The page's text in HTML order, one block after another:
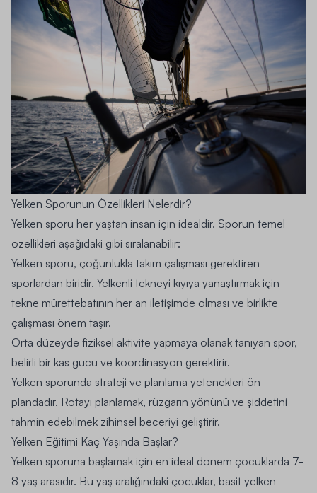
Yelken Sporunun Özellikleri Nelerdir?
Yelken sporu her yaştan insan için idealdir. Sporun temel
özellikleri aşağıdaki gibi sıralanabilir:
Yelken sporu, çoğunlukla takım çalışması gerektiren
sporlardan biridir. Yelkenli tekneyi kıyıya yanaştırmak için
tekne mürettebatının her an iletişimde olması ve birlikte
çalışması önem taşır.
Orta düzeyde fiziksel aktivite yapmaya olanak tanıyan spor,
belirli bir kas gücü ve koordinasyon gerektirir.
Yelken sporunda strateji ve planlama yetenekleri ön
plandadır. Rotayı planlamak, rüzgarın yönünü ve şiddetini
tahmin edebilmek zihinsel beceriyi geliştirir.
Yelken Eğitimi Kaç Yaşında Başlar?
Yelken sporuna başlamak için en ideal dönem çocuklarda 7-
8 yaş arasıdır. Bu yaş aralığındaki çocuklar, basit yelken